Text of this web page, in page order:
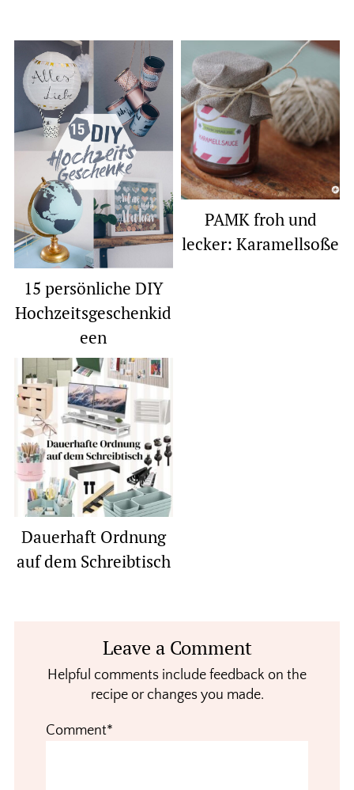
15 persönliche DIY
Hochzeitsgeschenkid
een
PAMK froh und
lecker: Karamellsoße
Dauerhaft Ordnung
auf dem Schreibtisch
InteractionsLeave a Comment
Helpful comments include feedback on the
recipe or changes you made.
Comment*